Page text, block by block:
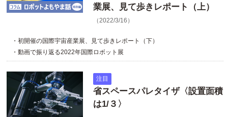
業展、見て歩きレポート（上）
（2022/3/16）
・初開催の国際宇宙産業展、見て歩きレポート（下）
・動画で振り返る2022年国際ロボット展
注目
省スペースパレタイザ〈設置面積
は1/３〉